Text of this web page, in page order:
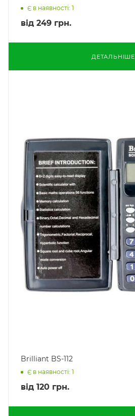
Є в наявності: 1
від 249 грн.
ДЕТАЛЬНІШЕ
Brilliant BS-112
Є в наявності: 1
від 120 грн.